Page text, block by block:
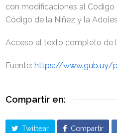
con modificaciones al Código
Código de la Niñez y la
Acceso al texto completo de
Fuente: https://www.gub.uy/
Compartir en:
Twittear Compartir